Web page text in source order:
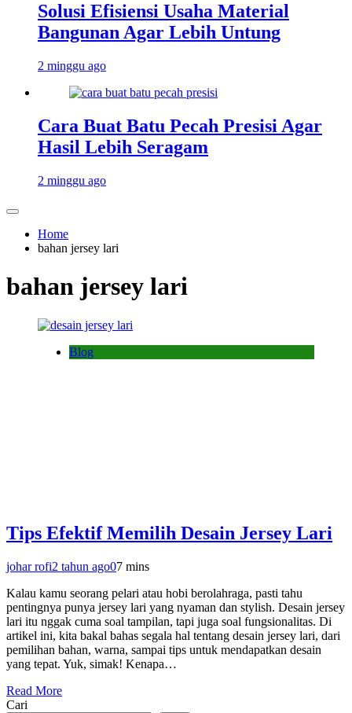
Solusi Efisiensi Usaha Material
Bangunan Agar Lebih Untung
2 minggu ago
Cara Buat Batu Pecah Presisi Agar
Hasil Lebih Seragam
2 minggu ago
Home
bahan jersey lari
bahan jersey lari
Blog
Tips Efektif Memilih Desain Jersey Lari
johar rofi2 tahun ago07 mins
Kalau kamu seorang pelari atau hobi berolahraga, pasti tahu
pentingnya punya jersey lari yang nyaman dan stylish. Desain jersey
lari itu nggak cuma soal tampilan, tapi juga soal fungsionalitas. Di
artikel ini, kita bakal bahas segala hal tentang desain jersey lari, dari
pemilihan bahan, warna, sampai tips untuk mendapatkan desain
yang tepat. Yuk, simak! Kenapa…
Read More
Cari